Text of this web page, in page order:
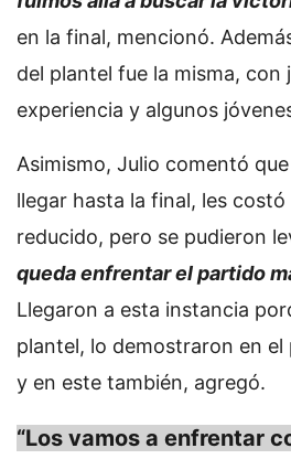
en la final, mencionó.
del plantel fue la misma, con
experiencia y algunos
Asimismo, Julio comentó
llegar hasta la final, les costó
reducido, pero se pudieron
queda enfrentar el partido
Llegaron a esta instancia
plantel, lo demostraron en
y en este también, agregó.
“Los vamos a enfrentar